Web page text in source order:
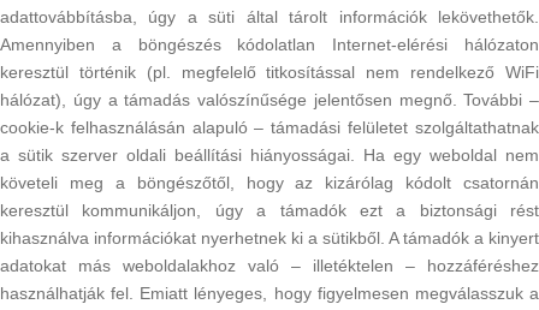
adattovábbításba, úgy a süti által tárolt információk lekövethetők.
Amennyiben a böngészés kódolatlan Internet-elérési hálózaton
keresztül történik (pl. megfelelő titkosítással nem rendelkező WiFi
hálózat), úgy a támadás valószínűsége jelentősen megnő. További –
cookie-k felhasználásán alapuló – támadási felületet szolgáltathatnak
a sütik szerver oldali beállítási hiányosságai. Ha egy weboldal nem
követeli meg a böngészőtől, hogy az kizárólag kódolt csatornán
keresztül kommunikáljon, úgy a támadók ezt a biztonsági rést
kihasználva információkat nyerhetnek ki a sütikből. A támadók a kinyert
adatokat más weboldalakhoz való – illetéktelen – hozzáféréshez
használhatják fel. Emiatt lényeges, hogy figyelmesen megválasszuk a